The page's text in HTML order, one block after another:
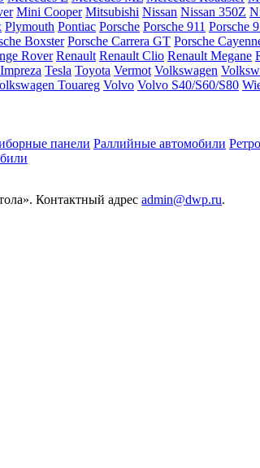
Mini Cooper Mitsubishi Nissan Nissan 350Z
Plymouth Pontiac Porsche Porsche 911 Porsche
Boxster Porsche Carrera GT Porsche
Rover Renault Renault Clio Renault Megane
Tesla Toyota Vermot Volkswagen
Touareg Volvo Volvo S40/S60/S80
панели Раллийные автомобили Ретро
Контактный адрес admin@dwp.ru.